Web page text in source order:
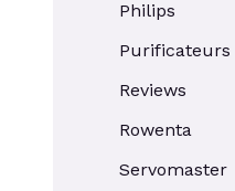
Philips
Reviews
Rowenta
Servomaster